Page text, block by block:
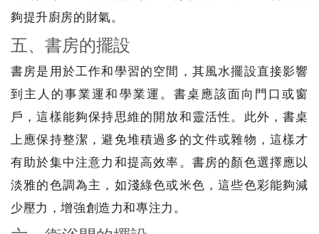
夠提升廚房的財氣。
五、書房的擺設
書房是用於工作和學習的空間，其風水擺設直接影響
到主人的事業運和學業運。書桌應該面向門口或窗
戶，這樣能夠保持思維的開放和靈活性。此外，書桌
上應保持整潔，避免堆積過多的文件或雜物，這樣才
有助於集中注意力和提高效率。書房的顏色選擇應以
淡雅的色調為主，如淺綠色或米色，這些色彩能夠減
少壓力，增強創造力和專注力。